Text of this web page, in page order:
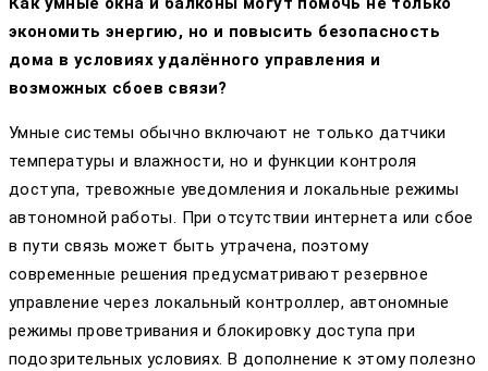
экономить энергию, но и повысить безопасность
дома в условиях удалённого управления и
возможных сбоев связи?
Умные системы обычно включают не только датчики
температуры и влажности, но и функции контроля
доступа, тревожные уведомления и локальные режимы
автономной работы. При отсутствии интернета или сбое
в пути связь может быть утрачена, поэтому
современные решения предусматривают резервное
управление через локальный контроллер, автономные
режимы проветривания и блокировку доступа при
подозрительных условиях. В дополнение к этому полезно